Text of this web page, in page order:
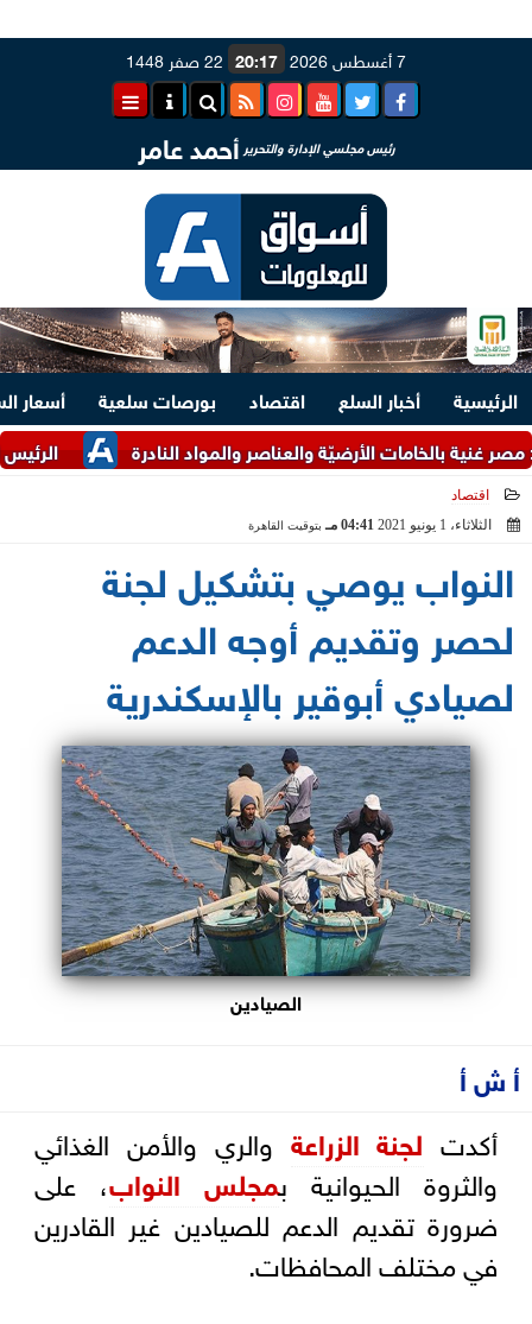
7 أغسطس 2026 20:17 22 صفر 1448
رئيس مجلسي الإدارة والتحرير أحمد عامر
الرئيسية أخبار السلع اقتصاد بورصات سلعية
أسعار
الرئيس
بالخامات الأرضيّة والعناصر والمواد النادرة
اقتصاد
الثلاثاء، 1 يونيو 2021
04:41 مـ بتوقيت القاهرة
النواب يوصي بتشكيل لجنة
لحصر وتقديم أوجه الدعم
لصيادي أبوقير بالإسكندرية
الصيادين
أ ش أ
أكدت لجنة الزراعة والري والأمن الغذائي
والثروة الحيوانية بمجلس النواب، على
ضرورة تقديم الدعم للصيادين غير القادرين
في مختلف المحافظات.